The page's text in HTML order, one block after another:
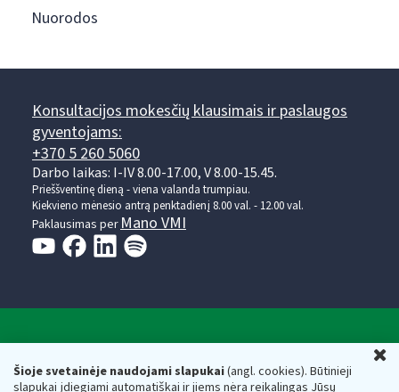
Šioje svetainėje naudojami slapukai(angl. cookies). Būtinieji
slapukai įdiegiami automatiškai ir jiems nėra reikalingas Jūsų
Nuorodos
Konsultacijos mokesčių klausimais ir paslaugos
gyventojams:
+370 5 260 5060
Darbo laikas: I-IV 8.00-17.00, V 8.00-15.45.
Prieššventinę dieną - viena valanda trumpiau.
Kiekvieno mėnesio antrą penktadienį 8.00 val. - 12.00 val.
Paklausimas per Mano VMI
Respublikos finansų ministerijos